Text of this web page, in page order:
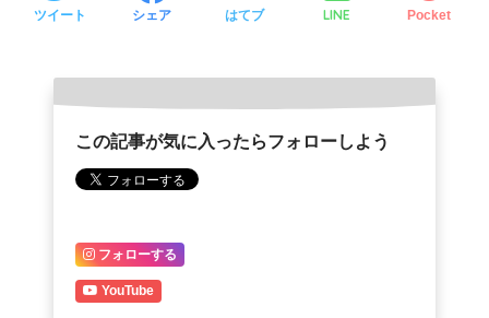
ツイート シェア はてブ LINE Pocket
この記事が気に入ったらフォローしよう
フォローする
YouTube